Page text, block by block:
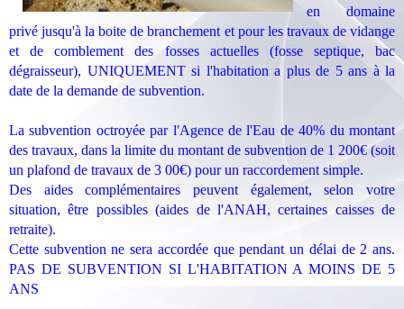
en domaine
privé jusqu'à la boite de branchement et pour les travaux de vidange
et de comblement des fosses actuelles (fosse septique, bac
dégraisseur), UNIQUEMENT si l'habitation a plus de 5 ans à la
date de la demande de subvention.
La subvention octroyée par l'Agence de l'Eau de 40% du montant
des travaux, dans la limite du montant de subvention de 1 200€ (soit
un plafond de travaux de 3 00€) pour un raccordement simple.
Des aides complémentaires peuvent également, selon votre
situation, être possibles (aides de l'ANAH, certaines caisses de
retraite).
Cette subvention ne sera accordée que pendant un délai de 2 ans.
PAS DE SUBVENTION SI L'HABITATION A MOINS DE 5
ANS